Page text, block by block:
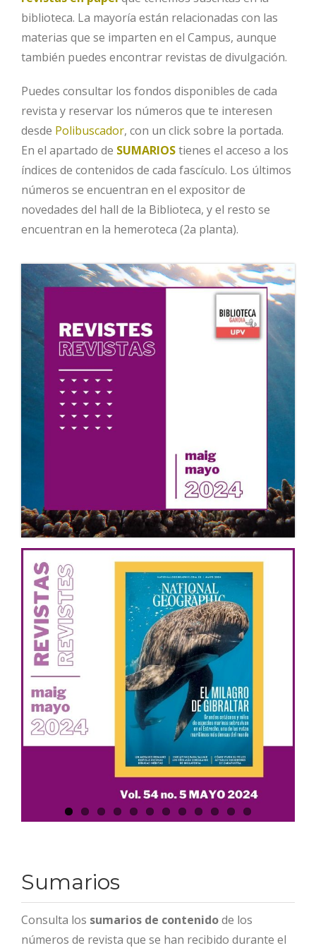
biblioteca. La mayoría están relacionadas con las
materias que se imparten en el Campus, aunque
también puedes encontrar revistas de divulgación.
Puedes consultar los fondos disponibles de cada
revista y reservar los números que te interesen
desde Polibuscador, con un click sobre la portada.
En el apartado de SUMARIOStienes el acceso a los
índices de contenidos de cada fascículo. Los últimos
números se encuentran en el expositor de
novedades del hall de la Biblioteca, y el resto se
encuentran en la hemeroteca (2a planta).
Sumarios
Consulta los sumarios de contenidode los
números de revista que se han recibido durante el